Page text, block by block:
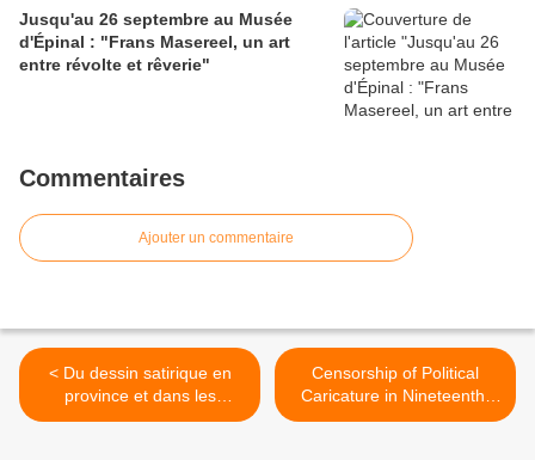
Jusqu'au 26 septembre au Musée
d'Épinal : "Frans Masereel, un art
entre révolte et rêverie"
Commentaires
Ajouter un commentaire
< Du dessin satirique en
province et dans les
colonies
Censorship of Political
Caricature in Nineteenth-
Century France >